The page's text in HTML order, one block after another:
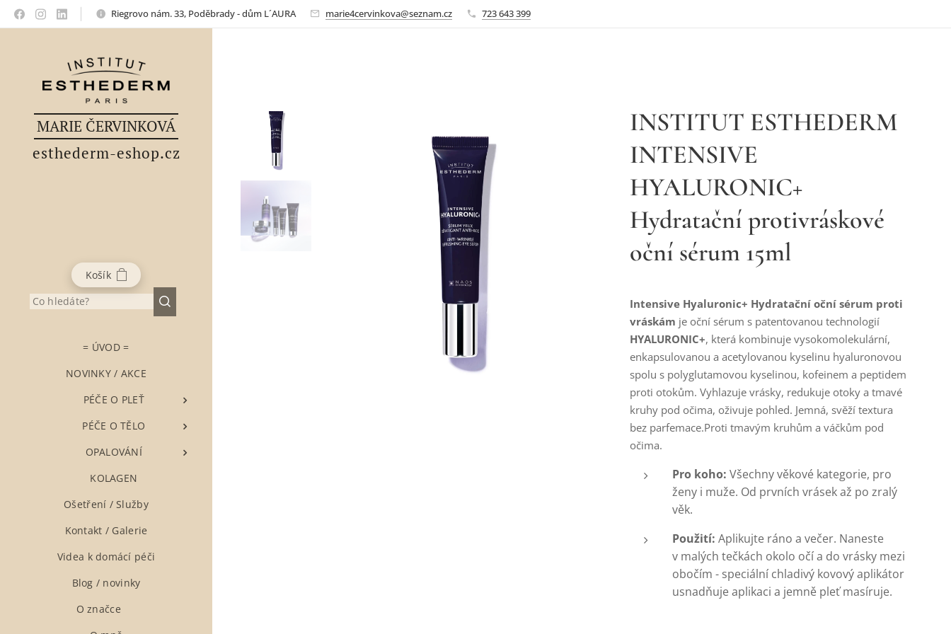
Riegrovo nám. 33, Poděbrady - dům L´AURA marie4cervinkova@seznam.cz 723 643 399
MARIE ČERVINKOVÁ
esthederm-eshop.cz
Košík
= ÚVOD =
NOVINKY / AKCE
▶ PÉČE O PLEŤ
▶ PÉČE O TĚLO
▶ OPALOVÁNÍ
▶ KOLAGEN
Ošetření / Služby
Kontakt / Galerie
Videa k domácí péči
Blog / novinky
O značce ❤
INSTITUT ESTHEDERM
INTENSIVE
HYALURONIC+
Hydratační protivráskové
oční sérum 15ml
Intensive Hyaluronic+ Hydratační oční sérum proti
vráskám je oční sérum s patentovanou technologií
HYALURONIC+, která kombinuje vysokomolekulární,
enkapsulovanou a acetylovanou kyselinu hyaluronovou
spolu s polyglutamovou kyselinou, kofeinem a peptidem
proti otokům. Vyhlazuje vrásky, redukuje otoky a tmavé
kruhy pod očima, oživuje pohled. Jemná, svěží textura
bez parfemace.Proti tmavým kruhům a váčkům pod
očima.
Pro koho: Všechny věkové kategorie, pro
ženy i muže. Od prvních vrásek až po zralý
věk.
Použití: Aplikujte ráno a večer. Naneste
v malých tečkách okolo očí a do vrásky mezi
obočím - speciální chladivý kovový aplikátor
usnadňuje aplikaci a jemně pleť masíruje.